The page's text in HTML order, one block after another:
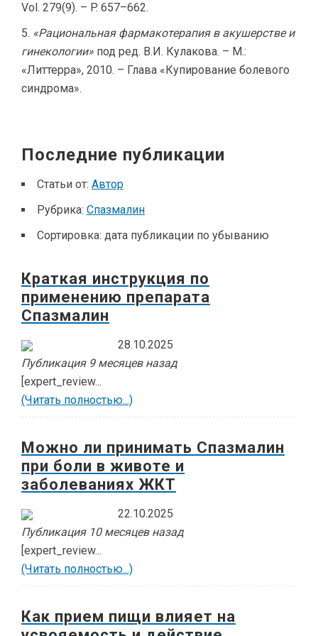
Vol. 279(9). – P. 657–662.
«Рациональная фармакотерапия в акушерстве и
гинекологии» под ред. В.И. Кулакова. – М.:
«Литтерра», 2010. – Глава «Купирование болевого
синдрома».
Последние публикации
Статьи от: Автор
Рубрика: Спазмалин
Сортировка: дата публикации по убыванию
Краткая инструкция по
применению препарата
Спазмалин
28.10.2025
Публикация 9 месяцев назад
[expert_review...
(Читать полностью...)
Можно ли принимать Спазмалин
при боли в животе и
заболеваниях ЖКТ
22.10.2025
Публикация 10 месяцев назад
[expert_review...
(Читать полностью...)
Как прием пищи влияет на